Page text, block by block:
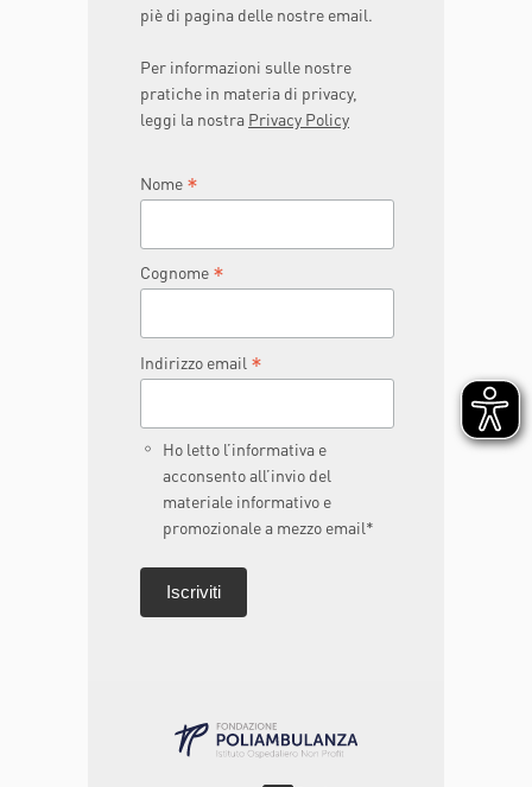
piè di pagina delle nostre email.
Per informazioni sulle nostre
pratiche in materia di privacy,
leggi la nostra Privacy Policy
Nome *
Cognome *
Indirizzo email *
Ho letto l’informativa e
acconsento all’invio del
materiale informativo e
promozionale a mezzo email*